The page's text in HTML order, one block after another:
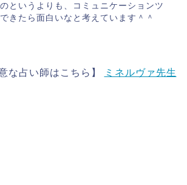
というよりも、コミュニケーションツ
きたら面白いなと考えています＾＾
な占い師はこちら】 ミネルヴァ先生